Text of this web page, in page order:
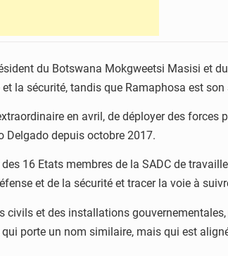
du Botswana Mokgweetsi Masisi et
la sécurité, tandis que Ramaphosa est
en avril, de déployer des
Delgado depuis octobre 2017.
16 Etats membres de la SADC de
et de la sécurité et tracer la voie à
civils et des installations
porte un nom similaire, mais qui est